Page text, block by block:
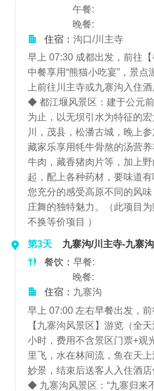
午餐:
晚餐:
住宿： 沟口/川主寺
早上 07:30 成都出发，前往
中餐享用“熊猫小吃宴”，景
上前往川主寺或九寨沟入住酒
◆ 都江堰风景区：建于公元
为止，以无坝引水为特征的
川，茂县，松潘古城，晚上
藏家乐享用牦牛骨熬的汤营
牛肉，藏香猪肉片等，加上
起，配上各种药材，要味道
您充分的感受高原不同的风
庄舞的独特魅力。（此项目
不换等价项目 ）
第3天
九寨沟/川主寺-九寨
餐饮： 早餐:
晚餐:
住宿： 九寨沟
早上 07:00 左右早餐出发，
【九寨沟风景区】游览（全
小时，费用不含景区门票+观
里飞，水在林间流，鱼在天
妙景，结束后送客人入住酒店
◆ 九寨沟风景区：“九寨归来